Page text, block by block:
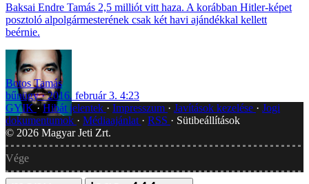
Baksai Endre Tamás 2,5 milliót vitt haza. A korábban Hitler-képet
posztoló alpolgármesterének csak két havi ajándékkal kellett
beérnie.
Botos Tamás
bűnügy
2016. február 3. 4:23
GYIK Hibát jelentek Impresszum Javítások kezelése
Jogi
dokumentumok
Médiaajánlat RSS
Sütibeállítások
© 2026 Magyar Jeti Zrt.
Vége